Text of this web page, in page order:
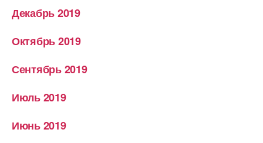
Декабрь 2019
Октябрь 2019
Сентябрь 2019
Июль 2019
Июнь 2019